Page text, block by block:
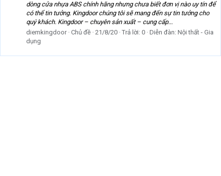
dòng cửa nhựa ABS chính hãng nhưng chưa biết đơn vị nào uy tín để
có thể tin tưởng. Kingdoor chúng tôi sẽ mang đến sự tin tưởng cho
quý khách. Kingdoor – chuyên sản xuất – cung cấp...
diemkingdoor Chủ đề 21/8/20 Trả lời: 0 Diễn đàn: Nội thất - Gia
dụng